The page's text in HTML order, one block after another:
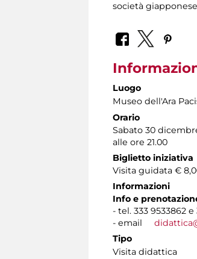
società
Luogo
Museo dell'Ara
Orario
Sabato 30
alle ore 21.00
Biglietto iniziativa
Visita guidata €
Informazioni
Info e
- tel. 333 9533862 e
- email
Tipo
Visita didattica